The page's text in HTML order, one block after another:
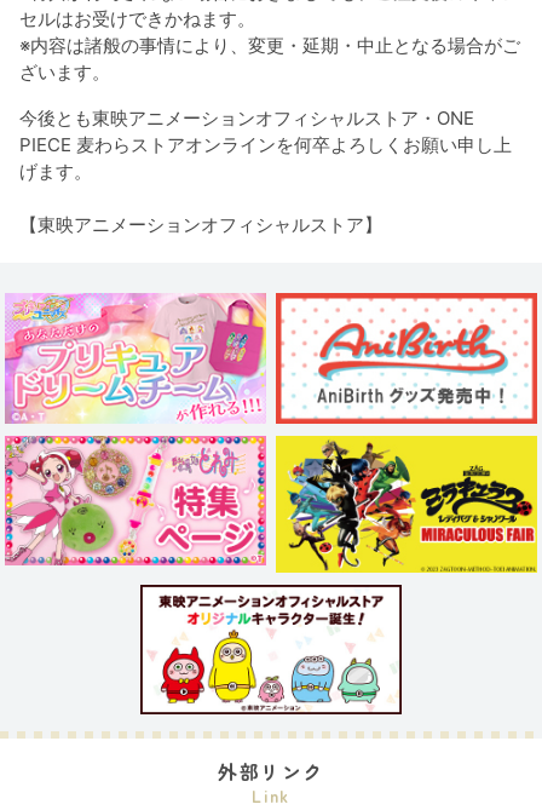
セルはお受けできかねます。
※内容は諸般の事情により、変更・延期・中止となる場合がご
ざいます。
今後とも東映アニメーションオフィシャルストア・ONE
PIECE 麦わらストアオンラインを何卒よろしくお願い申し上
げます。
【東映アニメーションオフィシャルストア】
外部リンク
Link